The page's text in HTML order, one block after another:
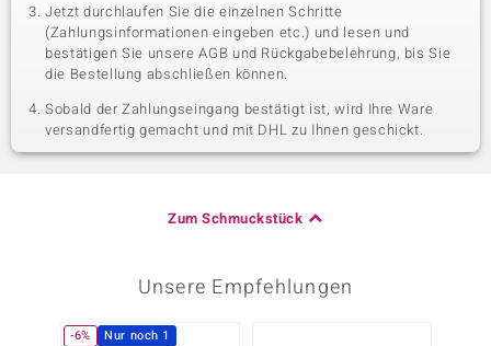
Jetzt durchlaufen Sie die einzelnen Schritte
(Zahlungsinformationen eingeben etc.) und lesen und
bestätigen Sie unsere AGB und Rückgabebelehrung, bis Sie
die Bestellung abschließen können.
Sobald der Zahlungseingang bestätigt ist, wird Ihre Ware
versandfertig gemacht und mit DHL zu Ihnen geschickt.
Zum Schmuckstück
Unsere Empfehlungen
-6% Nur noch 1